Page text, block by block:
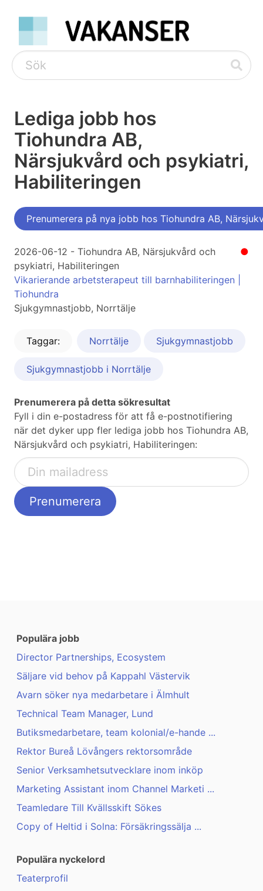
Lediga jobb hos
Tiohundra AB,
Närsjukvård och psykiatri,
Habiliteringen
Prenumerera på nya jobb hos Tiohundra AB,
●
2026-06-12 - Tiohundra AB, Närsjukvård och
psykiatri, Habiliteringen
Vikarierande arbetsterapeut till barnhabiliteringen |
Tiohundra
Sjukgymnastjobb, Norrtälje
Taggar: Norrtälje Sjukgymnastjobb
Sjukgymnastjobb i Norrtälje
Prenumerera på detta sökresultat
Fyll i din e-postadress för att få e-postnotifiering
när det dyker upp fler lediga jobb hos Tiohundra AB,
Närsjukvård och psykiatri, Habiliteringen:
Populära jobb
Director Partnerships, Ecosystem
Säljare vid behov på Kappahl Västervik
Avarn söker nya medarbetare i Älmhult
Technical Team Manager, Lund
Butiksmedarbetare, team kolonial/e-hande ...
Rektor Bureå Lövångers rektorsområde
Senior Verksamhetsutvecklare inom inköp
Marketing Assistant inom Channel Marketi ...
Teamledare Till Kvällsskift Sökes
Copy of Heltid i Solna: Försäkringssälja ...
Populära nyckelord
Teaterprofil